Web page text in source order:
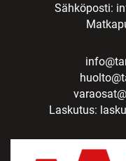
Sähköposti:
Laskutus: